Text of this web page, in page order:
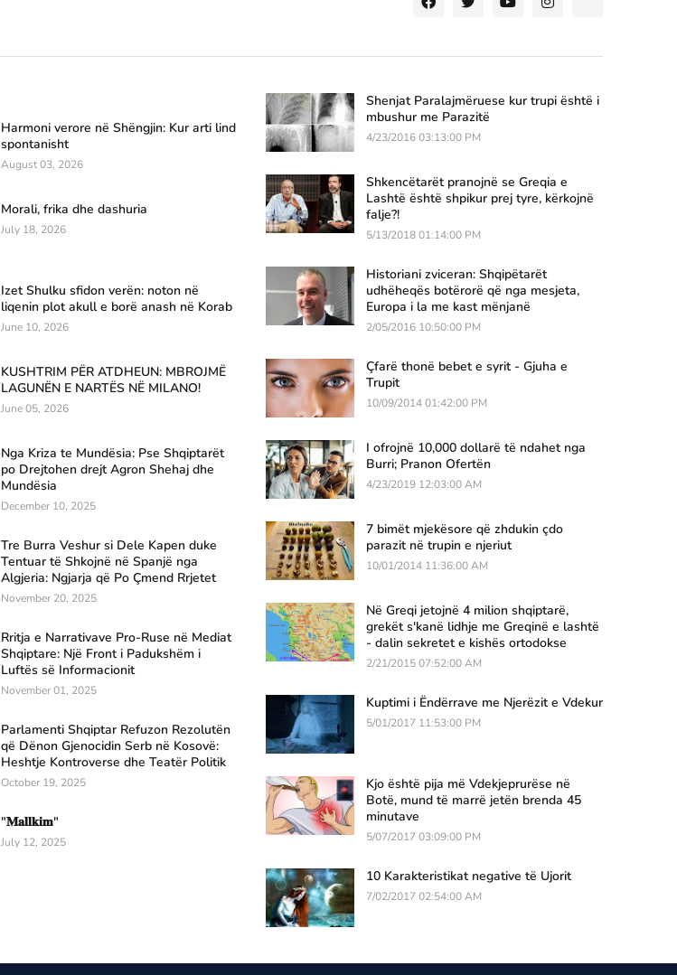
Harmoni verore në Shëngjin: Kur arti lind
spontanisht
August 03, 2026
Morali, frika dhe dashuria
July 18, 2026
Izet Shulku sfidon verën: noton në
liqenin plot akull e borë anash në Korab
June 10, 2026
KUSHTRIM PËR ATDHEUN: MBROJMË
LAGUNËN E NARTËS NË MILANO!
June 05, 2026
Nga Kriza te Mundësia: Pse Shqiptarët
po Drejtohen drejt Agron Shehaj dhe
Mundësia
December 10, 2025
Tre Burra Veshur si Dele Kapen duke
Tentuar të Shkojnë në Spanjë nga
Algjeria: Ngjarja që Po Çmend Rrjetet
November 20, 2025
Rritja e Narrativave Pro-Ruse në Mediat
Shqiptare: Një Front i Padukshëm i
Luftës së Informacionit
November 01, 2025
Parlamenti Shqiptar Refuzon Rezolutën
që Dënon Gjenocidin Serb në Kosovë:
Heshtje Kontroverse dhe Teatër Politik
October 19, 2025
"𝐌𝐚𝐥𝐥𝐤𝐢𝐦"
July 12, 2025
Shenjat Paralajmëruese kur trupi është i
mbushur me Parazitë
4/23/2016 03:13:00 PM
Shkencëtarët pranojnë se Greqia e
Lashtë është shpikur prej tyre, kërkojnë
falje?!
5/13/2018 01:14:00 PM
Historiani zviceran: Shqipëtarët
udhëheqës botërorë që nga mesjeta,
Europa i la me kast mënjanë
2/05/2016 10:50:00 PM
Çfarë thonë bebet e syrit - Gjuha e
Trupit
10/09/2014 01:42:00 PM
I ofrojnë 10,000 dollarë të ndahet nga
Burri; Pranon Ofertën
4/23/2019 12:03:00 AM
7 bimët mjekësore që zhdukin çdo
parazit në trupin e njeriut
10/01/2014 11:36:00 AM
Në Greqi jetojnë 4 milion shqiptarë,
grekët s'kanë lidhje me Greqinë e lashtë
- dalin sekretet e kishës ortodokse
2/21/2015 07:52:00 AM
Kuptimi i Ëndërrave me Njerëzit e Vdekur
5/01/2017 11:53:00 PM
Kjo është pija më Vdekjeprurëse në
Botë, mund të marrë jetën brenda 45
minutave
5/07/2017 03:09:00 PM
10 Karakteristikat negative të Ujorit
7/02/2017 02:54:00 AM